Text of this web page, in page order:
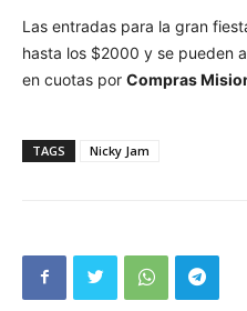
Las entradas para la gran
hasta los $2000 y se pueden
en cuotas por Compras
TAGS Nicky Jam